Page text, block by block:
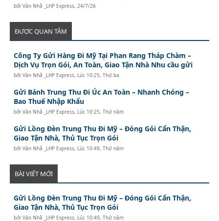
bởiVăn Nhã _LHP Express, 24/7/26
ĐƯỢC QUAN TÂM
Công Ty Gửi Hàng Đi Mỹ Tại Phan Rang Tháp Chàm –
Dịch Vụ Trọn Gói, An Toàn, Giao Tận Nhà Nhu cầu gửi
bởiVăn Nhã _LHP Express, Lúc 10:25, Thứ ba
Gửi Bánh Trung Thu Đi Úc An Toàn – Nhanh Chóng –
Bao Thuế Nhập Khẩu
bởiVăn Nhã _LHP Express, Lúc 10:25, Thứ năm
Gửi Lồng Đèn Trung Thu Đi Mỹ – Đóng Gói Cẩn Thận,
Giao Tận Nhà, Thủ Tục Trọn Gói
bởiVăn Nhã _LHP Express, Lúc 10:49, Thứ năm
BÀI VIẾT MỚI
Gửi Lồng Đèn Trung Thu Đi Mỹ – Đóng Gói Cẩn Thận,
Giao Tận Nhà, Thủ Tục Trọn Gói
bởiVăn Nhã _LHP Express, Lúc 10:49, Thứ năm